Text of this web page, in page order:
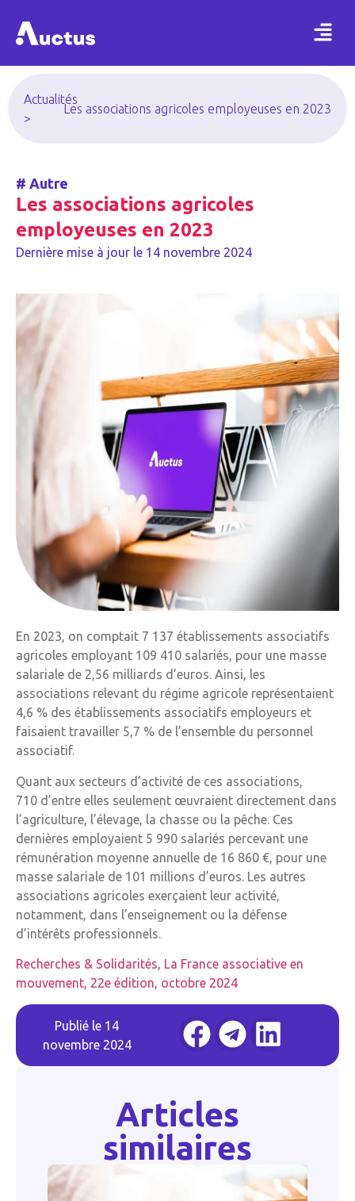
Actualités
>
Les associations agricoles employeuses en 2023
# Autre
Les associations agricoles
employeuses en 2023
Dernière mise à jour le 14 novembre 2024
En 2023, on comptait 7 137 établissements associatifs
agricoles employant 109 410 salariés, pour une masse
salariale de 2,56 milliards d’euros. Ainsi, les
associations relevant du régime agricole représentaient
4,6 % des établissements associatifs employeurs et
faisaient travailler 5,7 % de l’ensemble du personnel
associatif.
Quant aux secteurs d’activité de ces associations,
710 d’entre elles seulement œuvraient directement dans
l’agriculture, l’élevage, la chasse ou la pêche. Ces
dernières employaient 5 990 salariés percevant une
rémunération moyenne annuelle de 16 860 €, pour une
masse salariale de 101 millions d’euros. Les autres
associations agricoles exerçaient leur activité,
notamment, dans l’enseignement ou la défense
d’intérêts professionnels.
Recherches & Solidarités, La France associative en
mouvement, 22e édition, octobre 2024
Publié le 14
novembre 2024
Articles
similaires